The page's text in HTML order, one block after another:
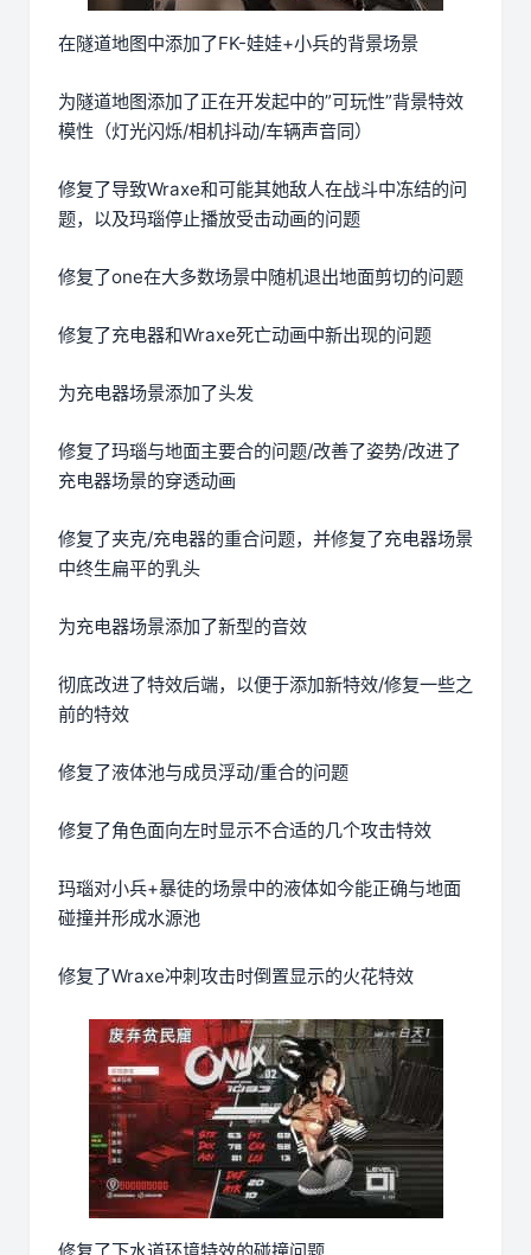
在隧道地图中添加了FK-娃娃+小兵的背景场景
为隧道地图添加了正在开发起中的”可玩性”背景特效
模性（灯光闪烁/相机抖动/车辆声音同）
修复了导致Wraxe和可能其她敌人在战斗中冻结的问
题，以及玛瑙停止播放受击动画的问题
修复了one在大多数场景中随机退出地面剪切的问题
修复了充电器和Wraxe死亡动画中新出现的问题
为充电器场景添加了头发
修复了玛瑙与地面主要合的问题/改善了姿势/改进了
充电器场景的穿透动画
修复了夹克/充电器的重合问题，并修复了充电器场景
中终生扁平的乳头
为充电器场景添加了新型的音效
彻底改进了特效后端，以便于添加新特效/修复一些之
前的特效
修复了液体池与成员浮动/重合的问题
修复了角色面向左时显示不合适的几个攻击特效
玛瑙对小兵+暴徒的场景中的液体如今能正确与地面
碰撞并形成水源池
修复了Wraxe冲刺攻击时倒置显示的火花特效